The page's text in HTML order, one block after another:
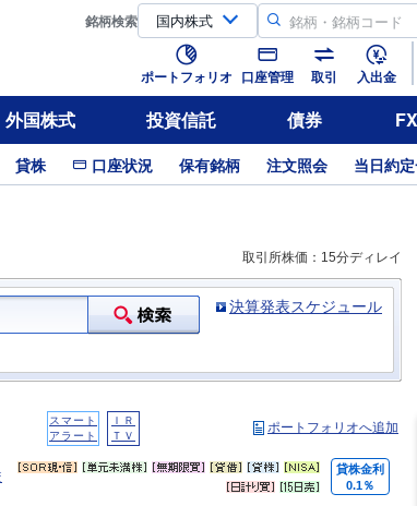
銘柄検索
ポートフォリオ 口座管理 取引 入出金
外国株式 投資信託 債券 FX
貸株 口座状況 保有銘柄 注文照会 当日約
取引所株価：15分ディレイ
決算発表スケジュール
スマート
アラート
ＩＲ
ＴＶ
ポートフォリオへ追加
貸株金利
0.1％